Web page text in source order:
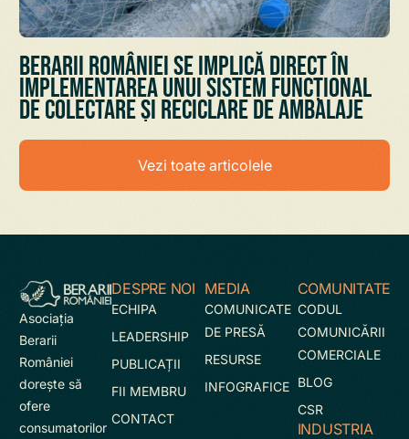
Berarii României se implică direct în
implementarea unui sistem funcțional
de colectare și reciclare de ambalaje
Vezi toate articolele
Asociaţia
Berarii
României
doreşte să
ofere
consumatorilor
DESPRE NOI
ECHIPA
LEADERSHIP
PUBLICAȚII
FII MEMBRU
CONTACT
MEDIA
COMUNICATE
DE PRESĂ
RESURSE
INFOGRAFICE
COMUNITATE
CODUL
COMUNICĂRII
COMERCIALE
BLOG
CSR
INDUSTRIA